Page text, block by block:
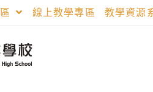
線上教學專區 教學資源